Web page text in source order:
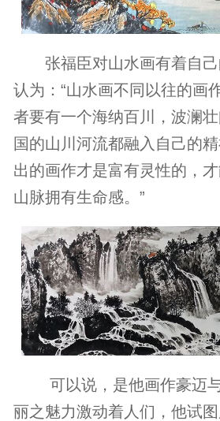
张福臣对山水画有着自
认为：“山水画不同以往的画
者要有一个海纳百川，波澜
国的山川河流都融入自己的
出的画作才是富有灵性的，
山脉拥有生命感。”
可以说，是他画作豪迈
丽之魅力激动着人们，他试